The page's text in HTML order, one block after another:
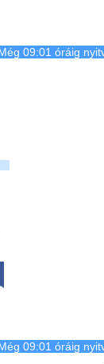
09:01 óráig
09:01 óráig